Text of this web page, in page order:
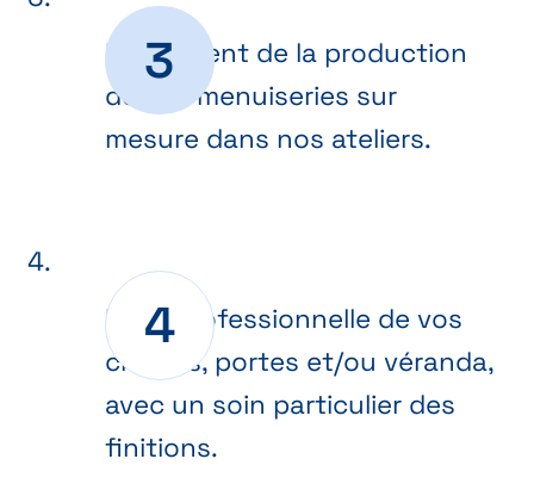
Lancement de la production
de vos menuiseries sur
mesure dans nos ateliers.
Pose professionnelle de vos
châssis, portes et/ou véranda,
avec un soin particulier des
finitions.